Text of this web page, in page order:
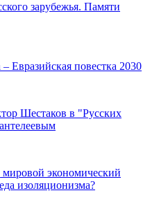
зарубежья. Памяти
Евразийская повестка 2030
Шестаков в "Русских
экономический
изоляционизма?